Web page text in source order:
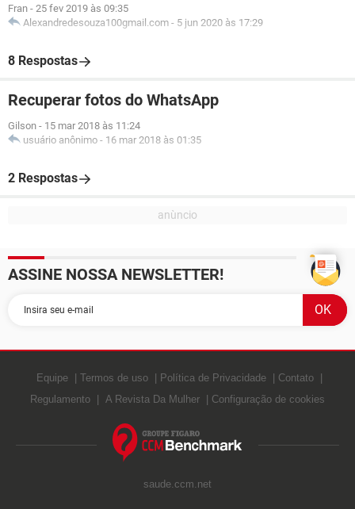
Fran - 25 fev 2019 às 09:35
Alexandredesouza100gmail.com - 5 jun 2020 às 17:29
8 Respostas
Recuperar fotos do WhatsApp
Gilson - 15 mar 2018 às 11:24
usuário anônimo - 16 mar 2018 às 01:35
2 Respostas
ASSINE NOSSA NEWSLETTER!
Equipe Termos de uso Política de Privacidade
Contato
Regulamento
A Revista Da Mulher Configuração de cookies
saude.ccm.net